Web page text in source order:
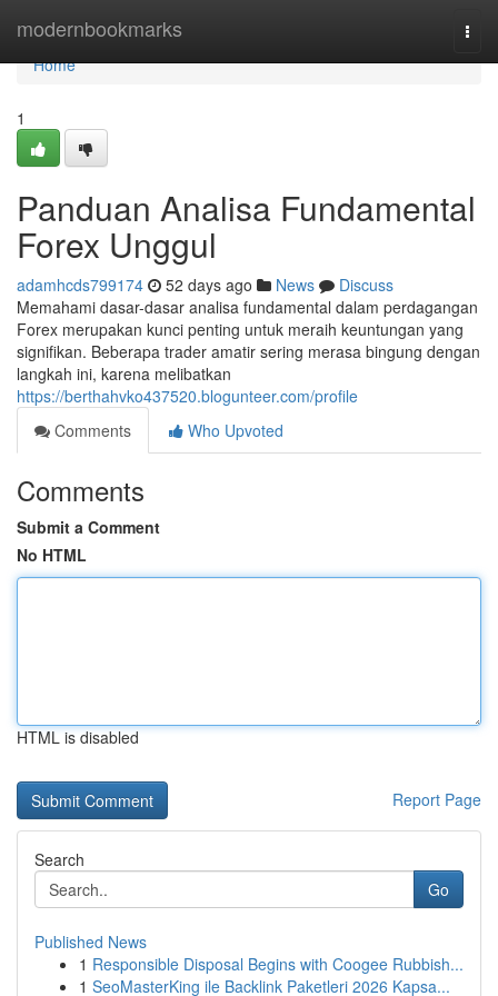
modernbookmarks
Home
Home
1
Panduan Analisa Fundamental
Forex Unggul
adamhcds799174 52 days ago News
Discuss
Memahami dasar-dasar analisa fundamental dalam perdagangan
Forex merupakan kunci penting untuk meraih keuntungan yang
signifikan. Beberapa trader amatir sering merasa bingung dengan
langkah ini, karena melibatkan
https://berthahvko437520.blogunteer.com/profile
Comments
Who Upvoted
Comments
Submit a Comment
No HTML
HTML is disabled
Report Page
Search
Go
Published News
1 Responsible Disposal Begins with Coogee Rubbish...
1 SeoMasterKing ile Backlink Paketleri 2026 Kapsa...